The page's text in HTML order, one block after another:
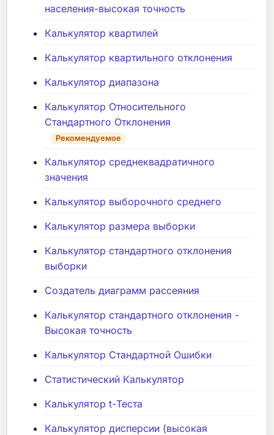
населения-высокая точность
Калькулятор квартилей
Калькулятор квартильного отклонения
Калькулятор диапазона
Калькулятор Относительного
Стандартного Отклонения
Рекомендуемое
Калькулятор среднеквадратичного
значения
Калькулятор выборочного среднего
Калькулятор размера выборки
Калькулятор стандартного отклонения
выборки
Создатель диаграмм рассеяния
Калькулятор стандартного отклонения -
Высокая точность
Калькулятор Стандартной Ошибки
Статистический Калькулятор
Калькулятор t-Теста
Калькулятор дисперсии (высокая